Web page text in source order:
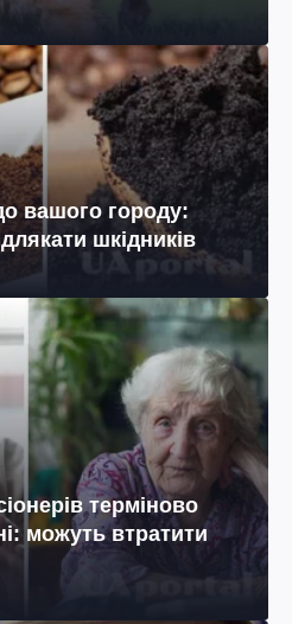
вашого городу:
шкідників
терміново
можуть втратити